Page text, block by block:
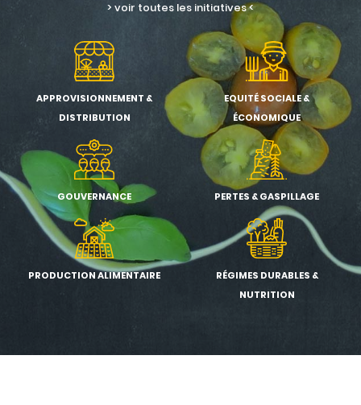
> voir toutes les initiatives <
APPROVISIONNEMENT &
DISTRIBUTION
EQUITÉ SOCIALE &
ÉCONOMIQUE
GOUVERNANCE PERTES & GASPILLAGE
PRODUCTION ALIMENTAIRE
RÉGIMES DURABLES &
NUTRITION